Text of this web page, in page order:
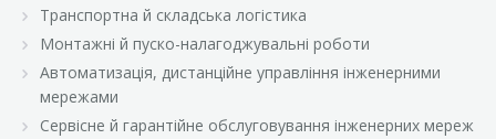
«Малинка»
«Марс»
«Оптовичок»
Транспортна й складська логістика
Монтажні й пуско-налагоджувальні роботи
Автоматизація, дистанційне управління інженерними
мережами
Сервісне й гарантійне обслуговування інженерних мереж